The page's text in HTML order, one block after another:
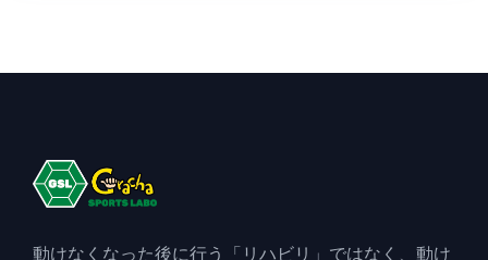
動けなくなった後に行う「リハビリ」ではなく、動け